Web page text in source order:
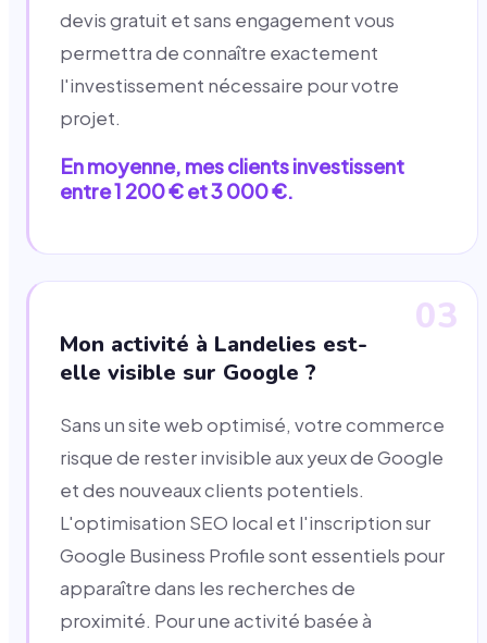
devis gratuit et sans engagement vous
permettra de connaître exactement
l'investissement nécessaire pour votre
projet.
En moyenne, mes clients investissent
entre 1 200 € et 3 000 €.
03
Mon activité à Landelies est-
elle visible sur Google ?
Sans un site web optimisé, votre commerce
risque de rester invisible aux yeux de Google
et des nouveaux clients potentiels.
L'optimisation SEO local et l'inscription sur
Google Business Profile sont essentiels pour
apparaître dans les recherches de
proximité. Pour une activité basée à